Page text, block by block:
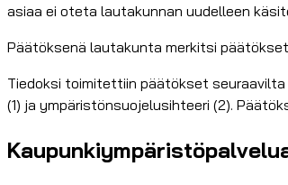
asiaa ei oteta lautakunnan uudelleen
Päätöksenä lautakunta merkitsi
Tiedoksi toimitettiin päätökset
(1) ja ympäristönsuojelusihteeri (2).